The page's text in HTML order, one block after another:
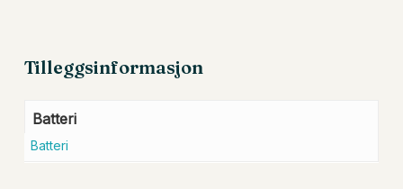
Tilleggsinformasjon
Batteri
Batteri